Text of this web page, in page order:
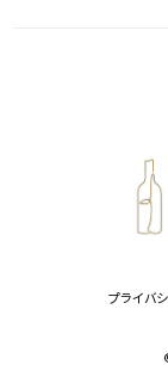
プライバ